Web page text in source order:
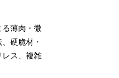
薄肉・微
硬脆材・
レス、複雑